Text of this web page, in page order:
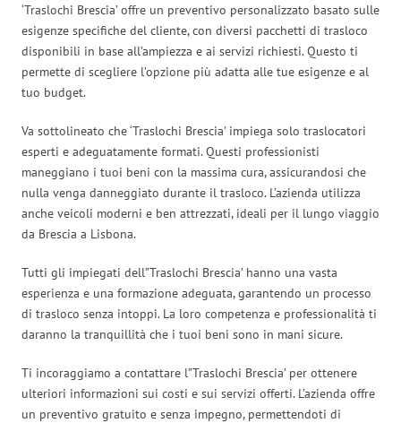
‘Traslochi Brescia’ offre un preventivo personalizzato basato sulle
esigenze specifiche del cliente, con diversi pacchetti di trasloco
disponibili in base all’ampiezza e ai servizi richiesti. Questo ti
permette di scegliere l’opzione più adatta alle tue esigenze e al
tuo budget.
Va sottolineato che ‘Traslochi Brescia’ impiega solo traslocatori
esperti e adeguatamente formati. Questi professionisti
maneggiano i tuoi beni con la massima cura, assicurandosi che
nulla venga danneggiato durante il trasloco. L’azienda utilizza
anche veicoli moderni e ben attrezzati, ideali per il lungo viaggio
da Brescia a Lisbona.
Tutti gli impiegati dell”Traslochi Brescia’ hanno una vasta
esperienza e una formazione adeguata, garantendo un processo
di trasloco senza intoppi. La loro competenza e professionalità ti
daranno la tranquillità che i tuoi beni sono in mani sicure.
Ti incoraggiamo a contattare l”Traslochi Brescia’ per ottenere
ulteriori informazioni sui costi e sui servizi offerti. L’azienda offre
un preventivo gratuito e senza impegno, permettendoti di